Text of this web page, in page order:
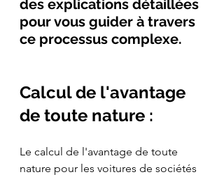
des explications détaillées
pour vous guider à travers
ce processus complexe.
Calcul de l'avantage
de toute nature :
Le calcul de l'avantage de toute
nature pour les voitures de sociétés